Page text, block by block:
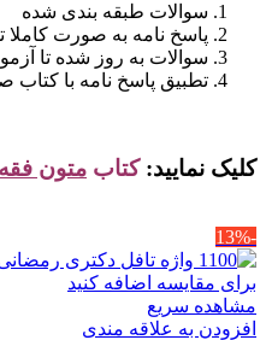
سوالات طبقه بندی شده
پاسخ نامه به صورت
سوالات به روز شده تا آزمون
تطبیق پاسخ نامه با
کلیک نمایید: کتاب متون
-13%
برای مقایسه اضافه کنید
مشاهده سریع
افزودن به علاقه مندی